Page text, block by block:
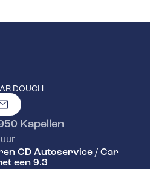
DOUCH
Kapellen
CD Autoservice / Car
een 9.3